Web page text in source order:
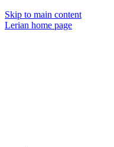
Skip to main content
Lerian home page